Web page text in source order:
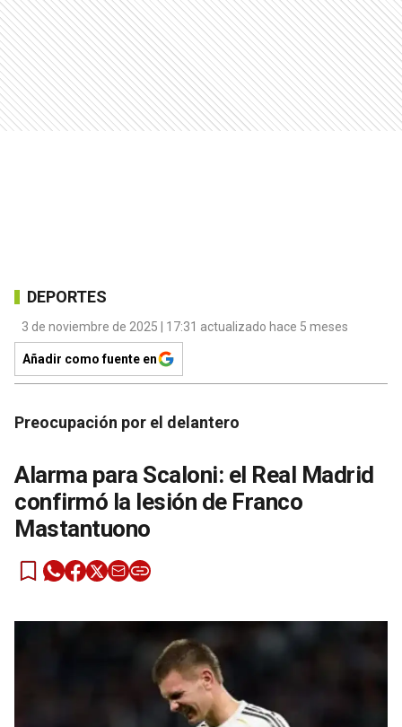
DEPORTES
3 de noviembre de 2025 | 17:31 actualizado hace 5 meses
Añadir como fuente en
Preocupación por el delantero
Alarma para Scaloni: el Real Madrid
confirmó la lesión de Franco
Mastantuono